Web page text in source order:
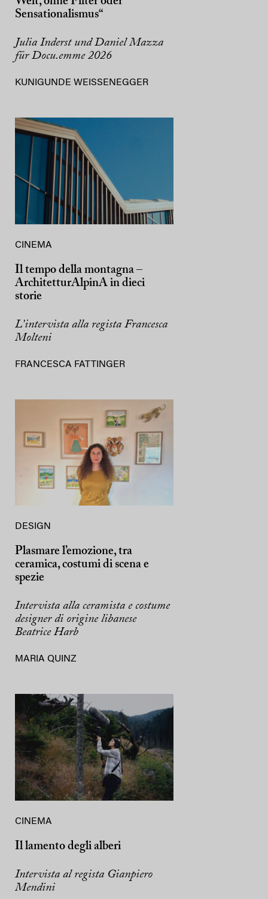
Sensationalismus“
Julia Inderst und Daniel Mazza
für Docu.emme 2026
KUNIGUNDE WEISSENEGGER
CINEMA
Il tempo della montagna –
ArchitetturAlpinA in dieci
storie
L’intervista alla regista Francesca
Molteni
FRANCESCA FATTINGER
DESIGN
Plasmare l’emozione, tra
ceramica, costumi di scena e
spezie
Intervista alla ceramista e costume
designer di origine libanese
Beatrice Harb
MARIA QUINZ
CINEMA
Il lamento degli alberi
Intervista al regista Gianpiero
Mendini